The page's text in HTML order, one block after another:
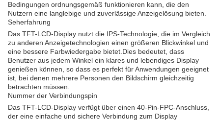
Bedingungen ordnungsgemäß funktionieren kann, die den
Nutzern eine langlebige und zuverlässige Anzeigelösung bieten.
Seherfahrung
Das TFT-LCD-Display nutzt die IPS-Technologie, die im Vergleich
zu anderen Anzeigetechnologien einen größeren Blickwinkel und
eine bessere Farbwiedergabe bietet.Dies bedeutet, dass
Benutzer aus jedem Winkel ein klares und lebendiges Display
genießen können, so dass es perfekt für Anwendungen geeignet
ist, bei denen mehrere Personen den Bildschirm gleichzeitig
betrachten müssen.
Nummer der Verbindungspin
Das TFT-LCD-Display verfügt über einen 40-Pin-FPC-Anschluss,
der eine einfache und sichere Verbindung zum Display